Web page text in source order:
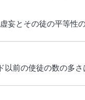
妄とその徒の平等性
前の使徒の数の多